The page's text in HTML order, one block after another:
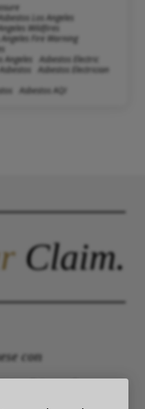
Los Angeles
Wildfires
Angeles Fire Warning
Angeles
Asbestos Electric
Asbestos Electrician
Asbestos AQI
Claim.
con